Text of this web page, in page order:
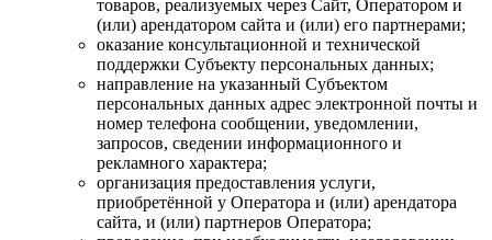
товаров, реализуемых через Сайт, Оператором и
(или) арендатором сайта и (или) его партнерами;
оказание консультационной и технической
поддержки Субъекту персональных данных;
направление на указанный Субъектом
персональных данных адрес электронной почты и
номер телефона сообщении, уведомлении,
запросов, сведении информационного и
рекламного характера;
организация предоставления услуги,
приобретённой у Оператора и (или) арендатора
сайта, и (или) партнеров Оператора;